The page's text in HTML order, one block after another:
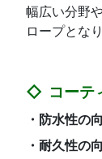
幅広い分野
ロープとな
コーテ
・防水性の
・耐久性の